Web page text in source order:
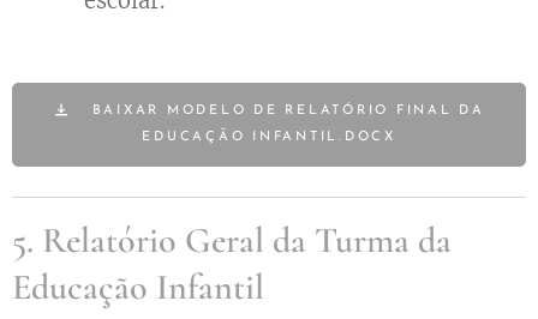
BAIXAR MODELO DE RELATÓRIO FINAL DA
EDUCAÇÃO INFANTIL.DOCX
5. Relatório Geral da Turma da
Educação Infantil